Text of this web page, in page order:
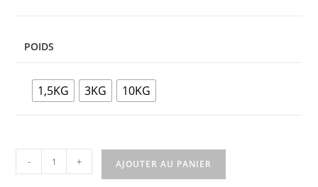
POIDS
1,5KG 3KG 10KG
- + AJOUTER AU PANIER